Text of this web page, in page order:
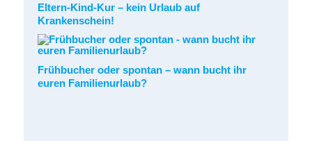
Eltern-Kind-Kur – kein Urlaub auf
Krankenschein!
Frühbucher oder spontan – wann bucht ihr
euren Familienurlaub?